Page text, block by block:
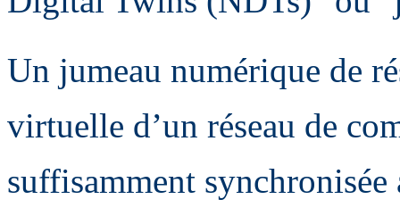
Un jumeau numérique de
virtuelle d’un réseau de
suffisamment